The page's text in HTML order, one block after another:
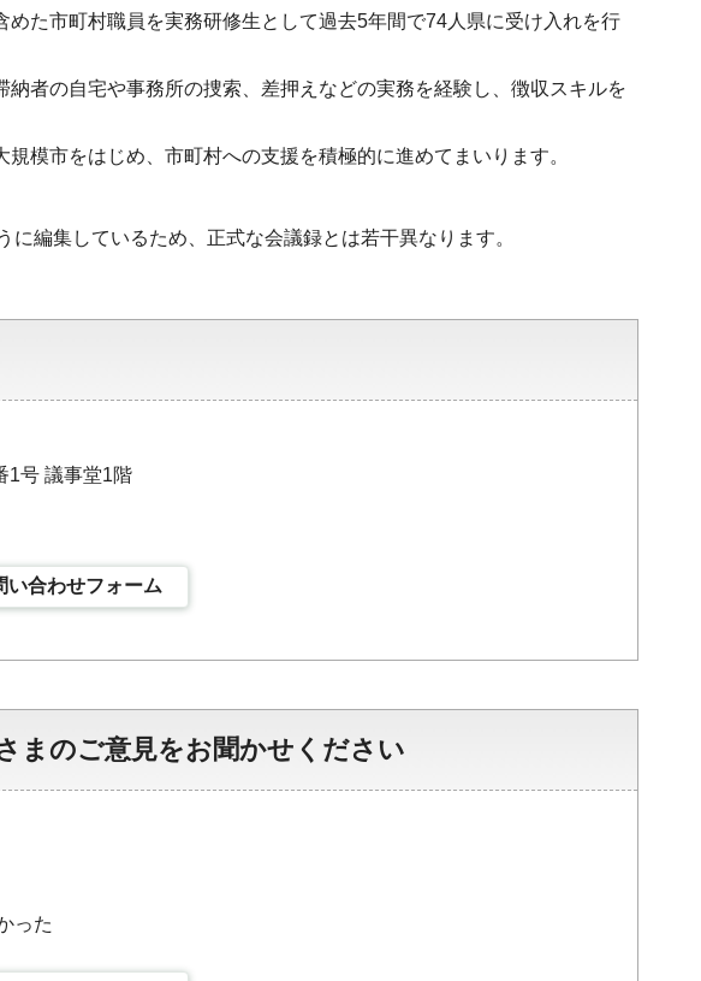
た市町村職員を実務研修生として過去5年間で74人県に受け入れを行
者の自宅や事務所の捜索、差押えなどの実務を経験し、徴収スキルを
模市をはじめ、市町村への支援を積極的に進めてまいります。
編集しているため、正式な会議録とは若干異なります。
1号 議事堂1階
い合わせフォーム
まのご意見をお聞かせください
った